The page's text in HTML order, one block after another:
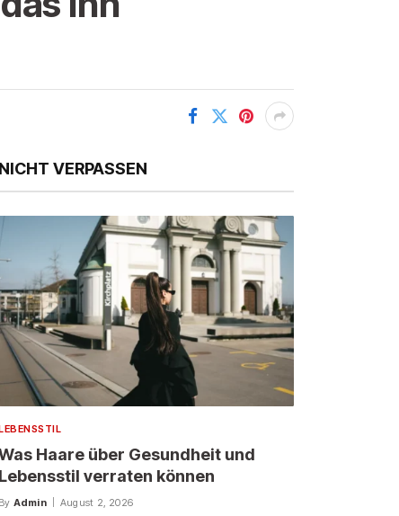
NICHT VERPASSEN
Haare über Gesundheit und
Lebensstil verraten können
By Admin August 2, 2026